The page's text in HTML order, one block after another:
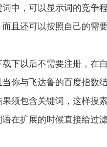
中，可以显示词的竞争
且还可以按照自己的需
下以后不需要注册，
你与飞达鲁的百度指数
须包含关键词，这样搜
在扩展的时候直接给过滤